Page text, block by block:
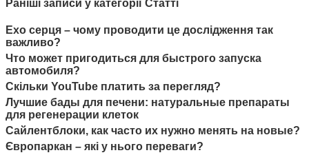
Раніші записи у категорії Статті
Ехо серця – чому проводити це дослідження так
важливо?
Что может пригодиться для быстрого запуска
автомобиля?
Скільки YouTube платить за перегляд?
Лучшие бады для печени: натуральные препараты
для регенерации клеток
Сайлентблоки, как часто их нужно менять на новые?
Європаркан – які у нього переваги?